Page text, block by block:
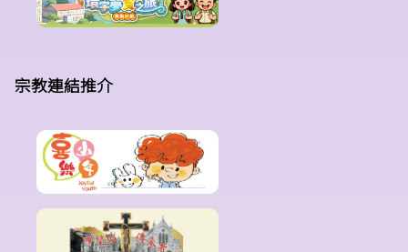
宗教連結推介